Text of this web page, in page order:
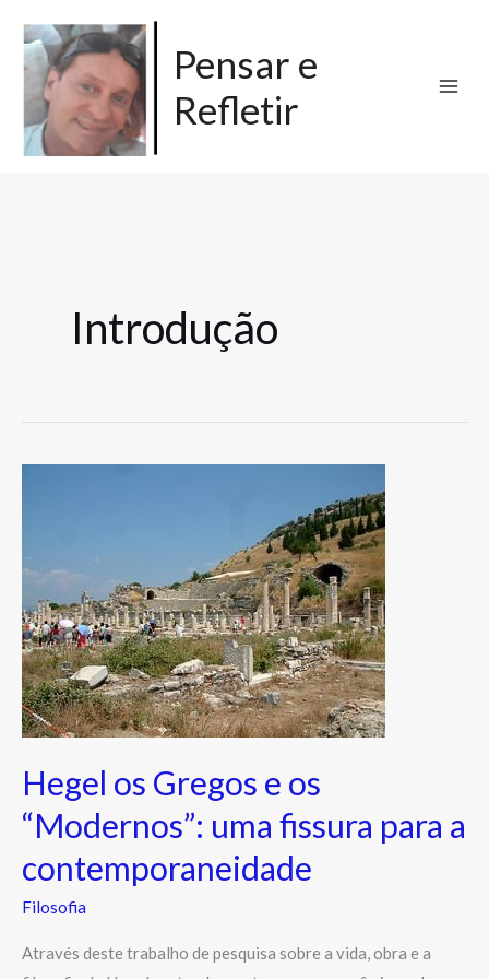
para
conteúdo
Pensar e
Refletir
Introdução
Hegel os Gregos e os
“Modernos”: uma fissura para a
contemporaneidade
Filosofia
Através deste trabalho de pesquisa sobre a vida, obra e a
e
“Modernos”:
uma
fissura
para
a
contemporaneidade